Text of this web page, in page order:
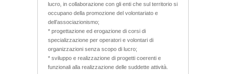
lucro, in collaborazione con gli enti che sul territorio si
occupano della promozione del volontariato e
dell’associazionismo;
* progettazione ed erogazione di corsi di
specializzazione per operatori e volontari di
organizzazioni senza scopo di lucro;
* sviluppo e realizzazione di progetti coerenti e
funzionali alla realizzazione delle suddette attività.